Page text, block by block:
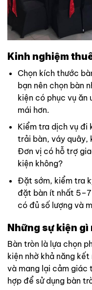
Kinh nghiệm
Chọn kích thước
bạn nên chọn bàn
kiện có phục vụ ăn
mái hơn.
Kiểm tra dịch vụ đi
trải bàn, váy quây,
Đơn vị có hỗ trợ
kiện không?
Đặt sớm, kiểm tra
đặt bàn ít nhất
có đủ số lượng và
Những sự kiện gì
Bàn tròn là lựa chọn
kiện nhờ khả năng
và mang lại cảm giác
hợp để sử dụng bàn